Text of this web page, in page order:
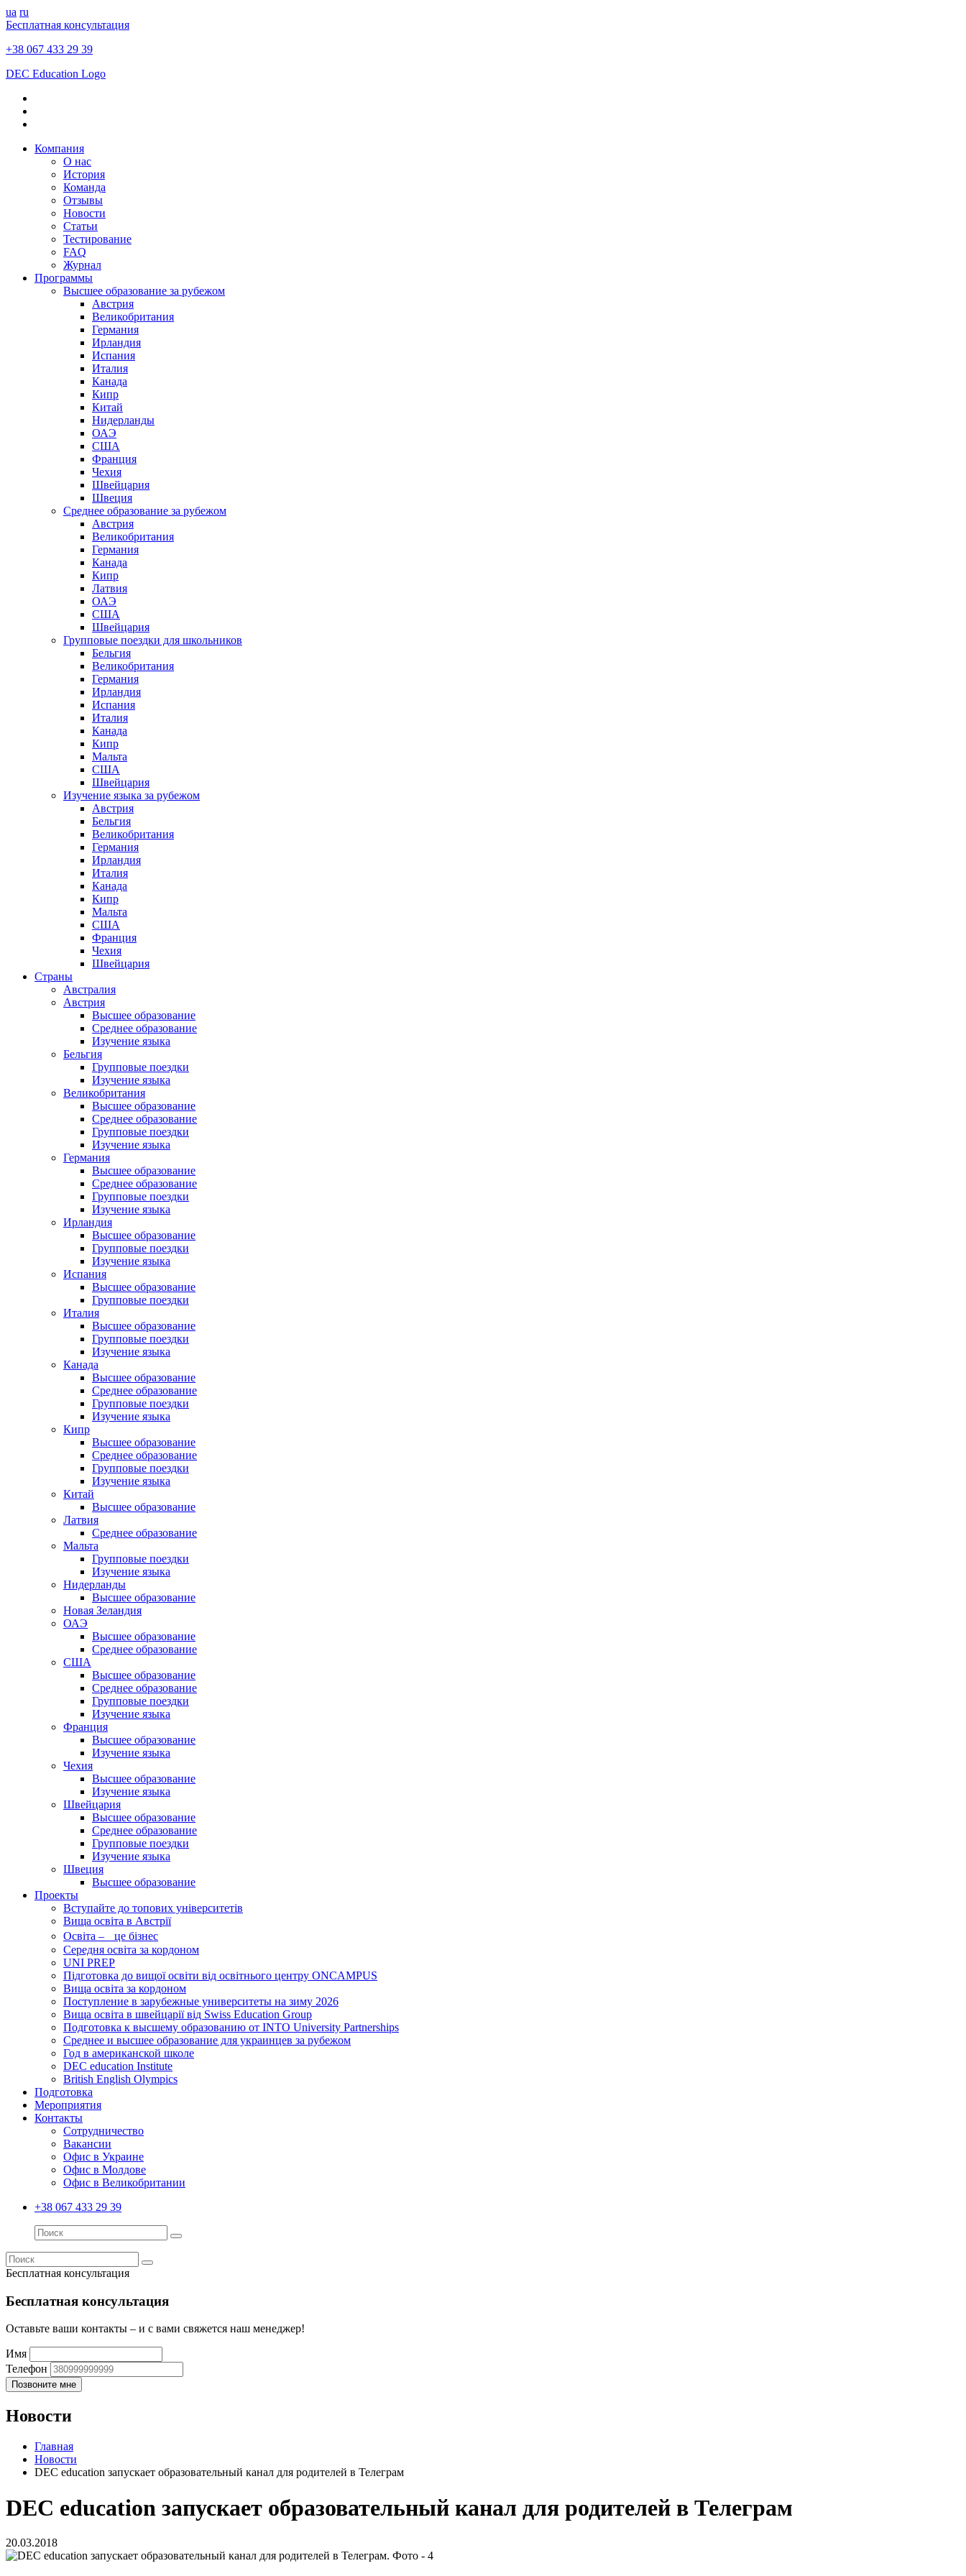
ua ru
Бесплатная консультация
+38 067 433 29 39
DEC Education Logo
Компания
О нас
История
Команда
Отзывы
Новости
Статьи
Тестирование
FAQ
Журнал
Программы
Высшее образование за рубежом
Австрия
Великобритания
Германия
Ирландия
Испания
Италия
Канада
Кипр
Китай
Нидерланды
ОАЭ
США
Франция
Чехия
Швейцария
Швеция
Среднее образование за рубежом
Австрия
Великобритания
Германия
Канада
Кипр
Латвия
ОАЭ
США
Швейцария
Групповые поездки для школьников
Бельгия
Великобритания
Германия
Ирландия
Испания
Италия
Канада
Кипр
Мальта
США
Швейцария
Изучение языка за рубежом
Австрия
Бельгия
Великобритания
Германия
Ирландия
Италия
Канада
Кипр
Мальта
США
Франция
Чехия
Швейцария
Страны
Австралия
Австрия
Высшее образование
Среднее образование
Изучение языка
Бельгия
Групповые поездки
Изучение языка
Великобритания
Высшее образование
Среднее образование
Групповые поездки
Изучение языка
Германия
Высшее образование
Среднее образование
Групповые поездки
Изучение языка
Ирландия
Высшее образование
Групповые поездки
Изучение языка
Испания
Высшее образование
Групповые поездки
Италия
Высшее образование
Групповые поездки
Изучение языка
Канада
Высшее образование
Среднее образование
Групповые поездки
Изучение языка
Кипр
Высшее образование
Среднее образование
Групповые поездки
Изучение языка
Китай
Высшее образование
Латвия
Среднее образование
Мальта
Групповые поездки
Изучение языка
Нидерланды
Высшее образование
Новая Зеландия
ОАЭ
Высшее образование
Среднее образование
США
Высшее образование
Среднее образование
Групповые поездки
Изучение языка
Франция
Высшее образование
Изучение языка
Чехия
Высшее образование
Изучение языка
Швейцария
Высшее образование
Среднее образование
Групповые поездки
Изучение языка
Швеция
Высшее образование
Проекты
Вступайте до топових університетів
Вища освіта в Австрії
Освіта – це бізнес
Середня освіта за кордоном
UNI PREP
Підготовка до вищої освіти від освітнього центру ONCAMPUS
Вища освіта за кордоном
Поступление в зарубежные университеты на зиму 2026
Вища освіта в швейцарії від Swiss Education Group
Подготовка к высшему образованию от INTO University Partnerships
Среднее и высшее образование для украинцев за рубежом
Год в американской школе
DEC education Institute
British English Olympics
Подготовка
Мероприятия
Контакты
Сотрудничество
Вакансии
Офис в Украине
Офис в Молдове
Офис в Великобритании
+38 067 433 29 39
Бесплатная консультация
Бесплатная консультация
Оставьте ваши контакты – и с вами свяжется наш менеджер!
Имя
Телефон
Новости
Главная
Новости
DEC education запускает образовательный канал для родителей в Телеграм
DEC education запускает образовательный канал для родителей в Телеграм
20.03.2018